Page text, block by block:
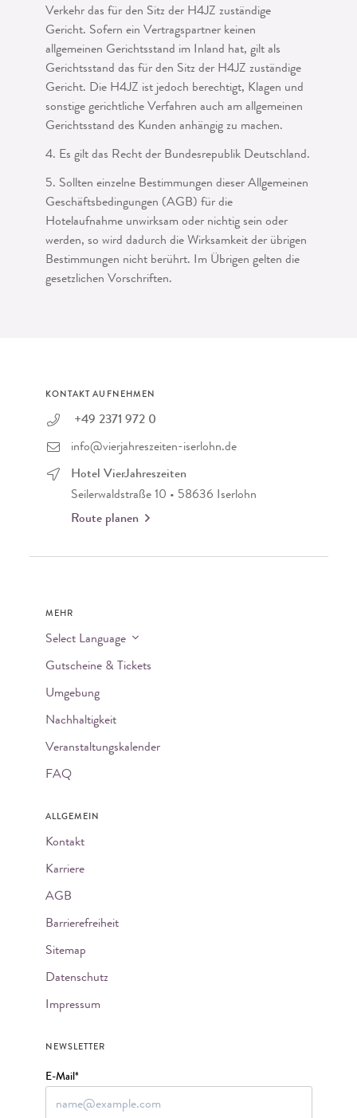
Verkehr das für den Sitz der H4JZ zuständige
Gericht. So­fern ein Vertragspartner keinen
allgemeinen Gerichtsstand im Inland hat, gilt als
Gerichtsstand das für den Sitz der H4JZ zuständige
Gericht. Die H4JZ ist jedoch berechtigt, Klagen und
sonstige gerichtliche Verfahren auch am allgemeinen
Ge­richtsstand des Kunden anhängig zu machen.
4. Es gilt das Recht der Bundesrepublik Deutschland.
5. Sollten einzelne Bestimmungen dieser Allgemeinen
Geschäftsbedingungen (AGB) für die
Hotelaufnahme unwirksam oder nichtig sein oder
werden, so wird dadurch die Wirksamkeit der übrigen
Bestimmungen nicht berührt. Im Übrigen gelten die
ge­setzlichen Vorschriften.
KONTAKT AUFNEHMEN
+49 2371 972 0
info@vierjahreszeiten-iserlohn.de
Hotel VierJahreszeiten
Seilerwaldstraße 10 • 58636 Iserlohn
Route planen
MEHR
Select Language
Gutscheine & Tickets
Umgebung
Nachhaltigkeit
Veranstaltungskalender
FAQ
ALLGEMEIN
Kontakt
Karriere
AGB
Barrierefreiheit
Sitemap
Datenschutz
Impressum
NEWSLETTER
E-Mail*